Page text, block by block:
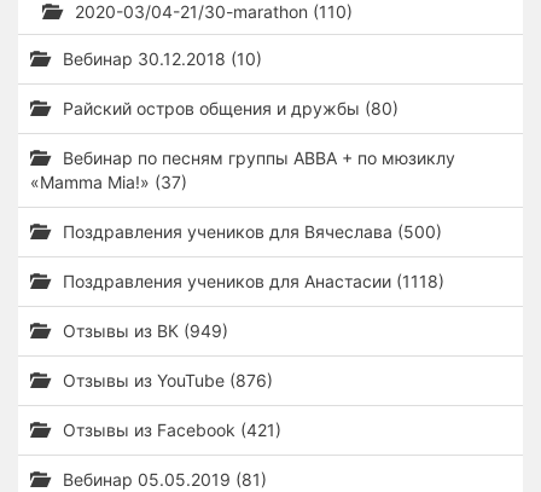
2020-03/04-21/30-marathon (110)
Вебинар 30.12.2018 (10)
Райский остров общения и дружбы (80)
Вебинар по песням группы ABBA + по мюзиклу
«Mamma Mia!» (37)
Поздравления учеников для Вячеслава (500)
Поздравления учеников для Анастасии (1118)
Отзывы из ВК (949)
Отзывы из YouTube (876)
Отзывы из Facebook (421)
Вебинар 05.05.2019 (81)